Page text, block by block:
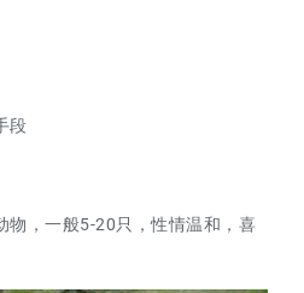
段
物，一般5-20只，性情温和，喜